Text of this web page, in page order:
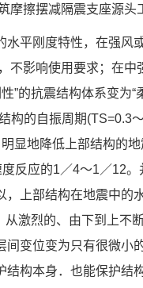
摩擦摆减隔震支座源头
水平刚度特性，在强风
不影响使用要求；在
”的抗震结构体系变为
构的自振周期(TS=0.3
显地降低上部结构的
反应的1／4～1／12
上部结构在地震中的
从激烈的、由下到上不
间变位变为只有很微小
结构本身．也能保护结